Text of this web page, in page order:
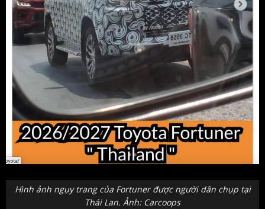
Hình ảnh ngụy trang của Fortuner được người dân chụp tại
Thái Lan. Ảnh: Carcoops